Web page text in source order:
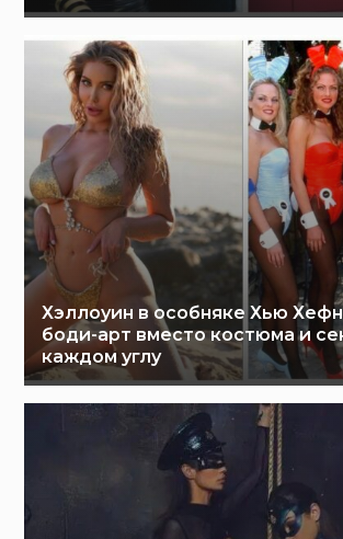
Хэллоуин в особняке Хью
боди-арт вместо костюма и
каждом углу